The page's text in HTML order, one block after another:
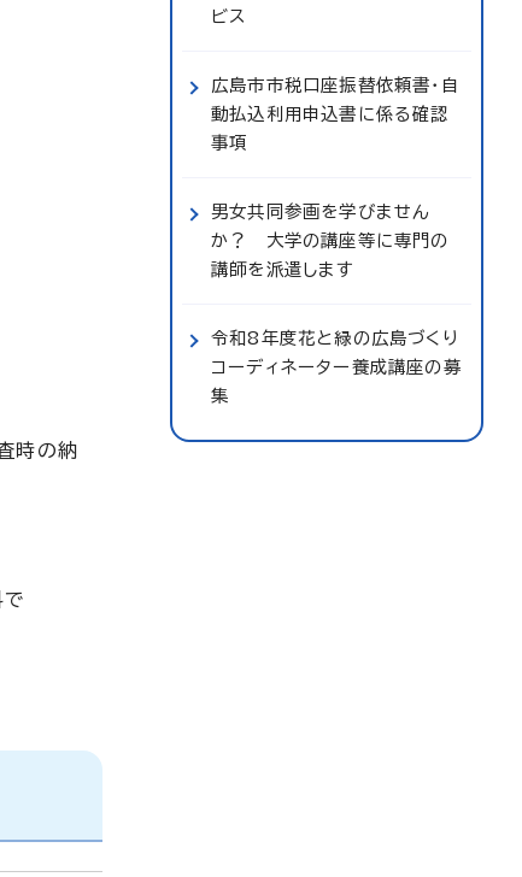
時の納
ビス
広島市市税口座振替依頼書・自
動払込利用申込書に係る確認
事項
男女共同参画を学びません
か？ 大学の講座等に専門の
講師を派遣します
令和8年度花と緑の広島づくり
コーディネーター養成講座の募
集